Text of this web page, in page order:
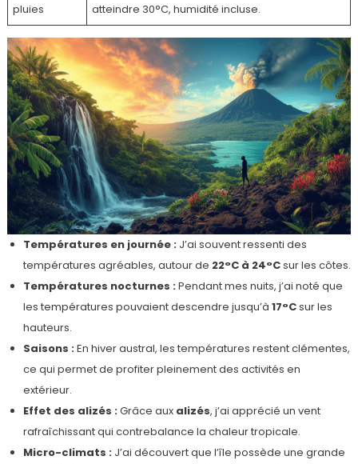
pluies
atteindre 30°C, humidité incluse.
Températures en journée :J’ai souvent ressenti des
températures agréables, autour de 22°C à 24°Csur les côtes.
Températures nocturnes :Pendant mes nuits, j’ai noté que
les températures pouvaient descendre jusqu’à 17°Csur les
hauteurs.
Saisons :En hiver austral, les températures restent clémentes,
ce qui permet de profiter pleinement des activités en
extérieur.
Effet des alizés :Grâce aux alizés, j’ai apprécié un vent
rafraîchissant qui contrebalance la chaleur tropicale.
Micro-climats :J’ai découvert que l’île possède une grande